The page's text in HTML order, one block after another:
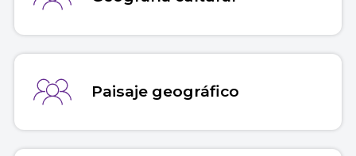
Paisaje geográfico